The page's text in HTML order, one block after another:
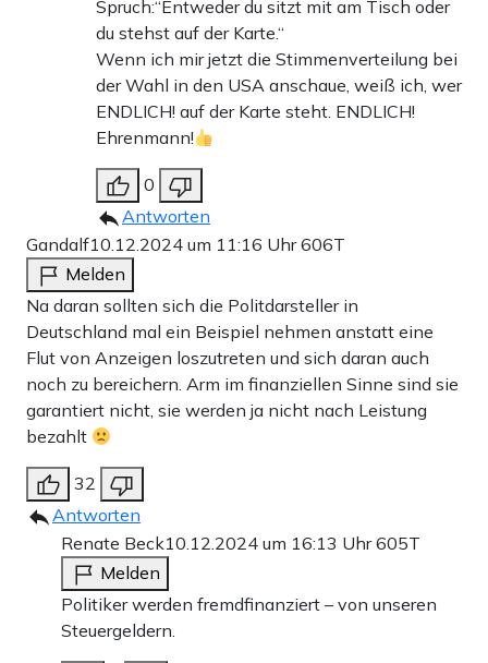
Spruch:“Entweder du sitzt mit am Tisch oder
du stehst auf der Karte.“
Wenn ich mir jetzt die Stimmenverteilung bei
der Wahl in den USA anschaue, weiß ich, wer
ENDLICH! auf der Karte steht. ENDLICH!
Ehrenmann!
0
Antworten
Gandalf10.12.2024 um 11:16 Uhr606T
Melden
Na daran sollten sich die Politdarsteller in
Deutschland mal ein Beispiel nehmen anstatt eine
Flut von Anzeigen loszutreten und sich daran auch
noch zu bereichern. Arm im finanziellen Sinne sind sie
garantiert nicht, sie werden ja nicht nach Leistung
bezahlt
32
Antworten
Renate Beck10.12.2024 um 16:13 Uhr605T
Melden
Politiker werden fremdfinanziert – von unseren
Steuergeldern.